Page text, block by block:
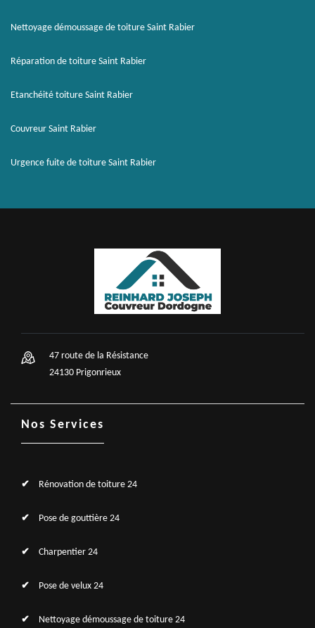
Nettoyage démoussage de toiture Saint Rabier
Réparation de toiture Saint Rabier
Etanchéité toiture Saint Rabier
Couvreur Saint Rabier
Urgence fuite de toiture Saint Rabier
47 route de la Résistance
24130 Prigonrieux
Nos Services
Rénovation de toiture 24
Pose de gouttière 24
Charpentier 24
Pose de velux 24
Nettoyage démoussage de toiture 24